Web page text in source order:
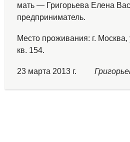
мать — Григорьева Елена
предприниматель.
Место проживания: г.
кв. 154.
23 марта 2013 г.